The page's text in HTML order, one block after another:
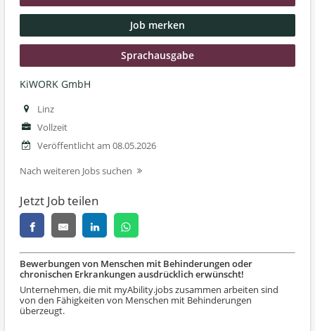
Job merken
Sprachausgabe
KiWORK GmbH
Linz
Vollzeit
Veröffentlicht am 08.05.2026
Nach weiteren Jobs suchen
Jetzt Job teilen
Bewerbungen von Menschen mit Behinderungen oder
chronischen Erkrankungen ausdrücklich erwünscht!
Unternehmen, die mit myAbility.jobs zusammen arbeiten sind
von den Fähigkeiten von Menschen mit Behinderungen
überzeugt.